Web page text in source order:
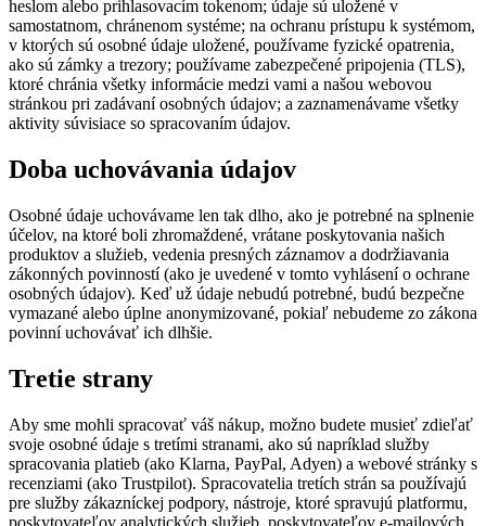
heslom alebo prihlasovacím tokenom; údaje sú uložené v
samostatnom, chránenom systéme; na ochranu prístupu k systémom,
v ktorých sú osobné údaje uložené, používame fyzické opatrenia,
ako sú zámky a trezory; používame zabezpečené pripojenia (TLS),
ktoré chránia všetky informácie medzi vami a našou webovou
stránkou pri zadávaní osobných údajov; a zaznamenávame všetky
aktivity súvisiace so spracovaním údajov.
Doba uchovávania údajov
Osobné údaje uchovávame len tak dlho, ako je potrebné na splnenie
účelov, na ktoré boli zhromaždené, vrátane poskytovania našich
produktov a služieb, vedenia presných záznamov a dodržiavania
zákonných povinností (ako je uvedené v tomto vyhlásení o ochrane
osobných údajov). Keď už údaje nebudú potrebné, budú bezpečne
vymazané alebo úplne anonymizované, pokiaľ nebudeme zo zákona
povinní uchovávať ich dlhšie.
Tretie strany
Aby sme mohli spracovať váš nákup, možno budete musieť zdieľať
svoje osobné údaje s tretími stranami, ako sú napríklad služby
spracovania platieb (ako Klarna, PayPal, Adyen) a webové stránky s
recenziami (ako Trustpilot). Spracovatelia tretích strán sa používajú
pre služby zákazníckej podpory, nástroje, ktoré spravujú platformu,
poskytovateľov analytických služieb, poskytovateľov e-mailových